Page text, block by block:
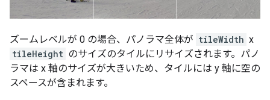
ズームレベルが 0 の場合、パノラマ全体が tileWidth x
tileHeight のサイズのタイルにリサイズされます。パノ
ラマは x 軸のサイズが大きいため、タイルには y 軸に空の
スペースが含まれます。